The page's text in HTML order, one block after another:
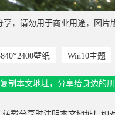
，请勿用于商业用途，图
壁纸 Win10主题
制本文地址，分享给身边的